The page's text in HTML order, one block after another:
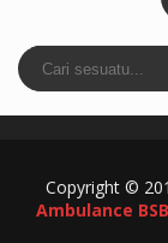
Copyright ©
Ambulance BSB